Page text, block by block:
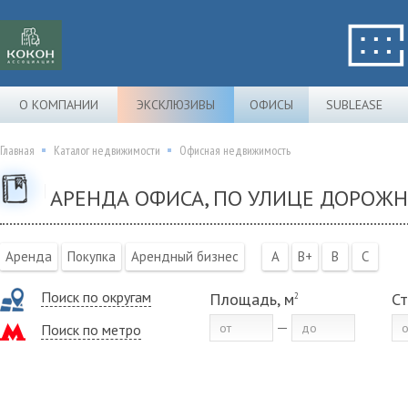
О КОМПАНИИ ЭКСКЛЮЗИВЫ ОФИСЫ SUBLEASE
Главная Каталог недвижимости Офисная недвижимость
АРЕНДА ОФИСА, ПО УЛИЦЕ
Аренда Покупка Арендный бизнес A B+ B C
Поиск по округам
Поиск по метро
Площадь, м2